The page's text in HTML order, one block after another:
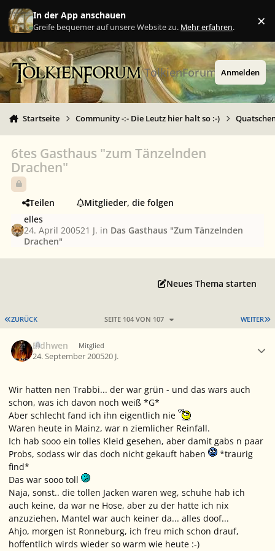
Zu Inhalt springen
In der App anschauen
Greife bequemer auf unsere Website zu. Mehr erfahren. ×
TolkienForum Anmelden
Startseite Community -:- Die Leutz hier halt so :-)
6tes Gasthaus "zum Tänzelnden
Drachen"
Teilen
Mitglieder, die folgen
elles
24. April 200521 J. in Das Gasthaus "Zum Tänzelnden
Drachen"
Neues Thema starten
ERSTE SEITE
ZURÜCK WEITER
SEITE 104 VON 107
Eldhwen Mitglied
24. September 200520 J.
Wir hatten nen Trabbi... der war grün - und das wars auch
schon, was ich davon noch weiß *G*
Aber schlecht fand ich ihn eigentlich nie
Waren heute in Mainz, war n ziemlicher Reinfall.
Ich hab sooo ein tolles Kleid gesehen, aber damit gabs n paar
Probs, sodass wir das doch nicht gekauft haben
*traurig
find*
Das war sooo toll
Naja, sonst.. die tollen Jacken waren weg, schuhe hab ich
auch keine, da war ne Hose, aber zu der hatte ich nix
anzuziehen, Mantel war auch keiner da... alles doof...
Ahjo, morgen ist Ronneburg, ich freu mich schon drauf,
hoffentlich wirds wieder so warm wie heute :-)